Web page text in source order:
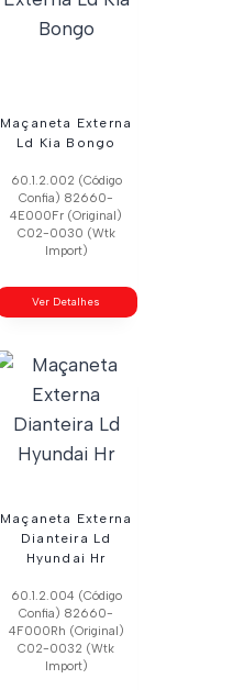
Maçaneta Externa
Ld Kia Bongo
60.1.2.002 (Código
Confia) 82660-
4E000Fr (Original)
C02-0030 (Wtk
Import)
Ver Detalhes
Maçaneta Externa
Dianteira Ld
Hyundai Hr
60.1.2.004 (Código
Confia) 82660-
4F000Rh (Original)
C02-0032 (Wtk
Import)